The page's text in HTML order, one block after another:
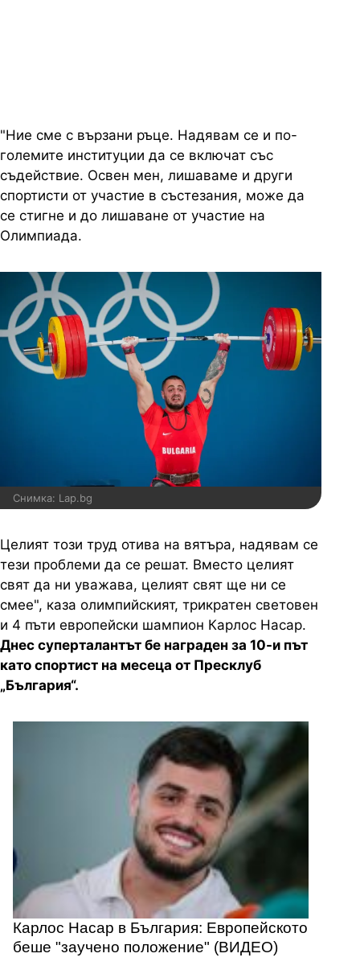
"Ние сме с вързани ръце. Надявам се и по-
големите институции да се включат със
съдействие. Освен мен, лишаваме и други
спортисти от участие в състезания, може да
се стигне и до лишаване от участие на
Олимпиада.
Снимка: Lap.bg
Целият този труд отива на вятъра, надявам се
тези проблеми да се решат. Вместо целият
свят да ни уважава, целият свят ще ни се
смее", каза олимпийският, трикратен световен
и 4 пъти европейски шампион Карлос Насар.
Днес суперталантът бе награден за 10-и път
като спортист на месеца от Пресклуб
„България“.
Карлос Насар в България: Европейското
беше "заучено положение" (ВИДЕО)